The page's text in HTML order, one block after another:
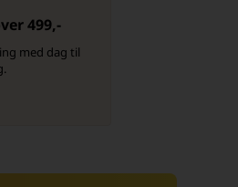
499,-
med dag til